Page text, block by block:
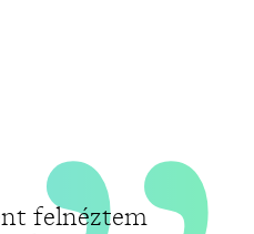
felnéztem